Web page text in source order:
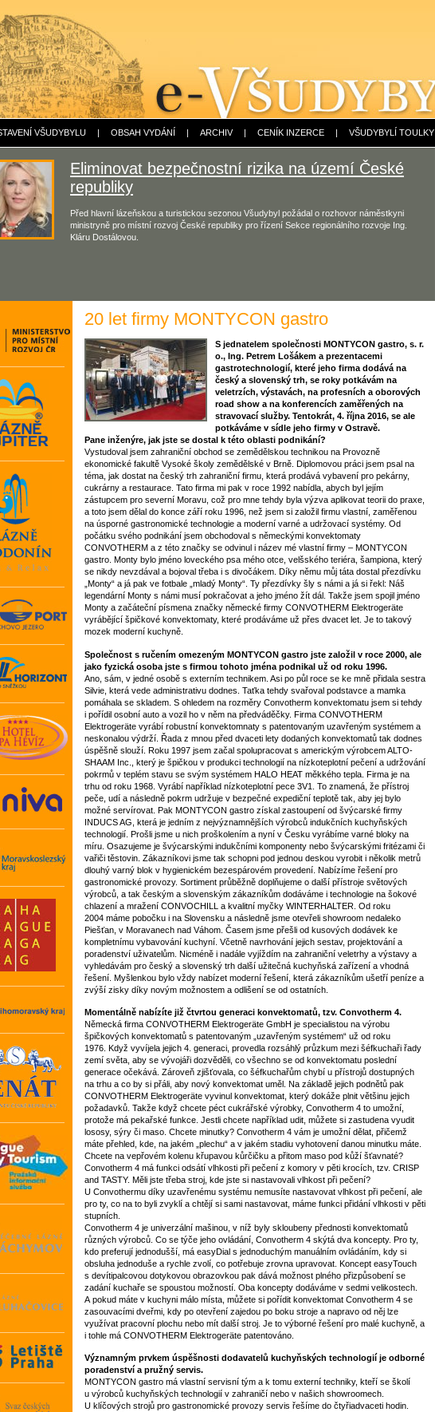
VŠUDYBYLU | OBSAH VYDÁNÍ | ARCHIV | CENÍK INZERCE | VŠUDYBYLÍ TOULKY
Eliminovat bezpečnostní rizika na území České
republiky
Před hlavní lázeňskou a turistickou sezonou Všudybyl požádal o rozhovor náměstkyni
ministryně pro místní rozvoj České republiky pro řízení Sekce regionálního rozvoje Ing.
Kláru Dostálovou.
20 let firmy MONTYCON gastro
S jednatelem společnosti MONTYCON gastro, s. r.
o., Ing. Petrem Lošákem a prezentacemi
gastrotechnologií, které jeho firma dodává na
český a slovenský trh, se roky potkávám na
veletrzích, výstavách, na profesních a oborových
road show a na konferencích zaměřených na
stravovací služby. Tentokrát, 4. října 2016, se ale
potkáváme v sídle jeho firmy v Ostravě.
Pane inženýre, jak jste se dostal k této oblasti podnikání?
Vystudoval jsem zahraniční obchod se zemědělskou technikou na Provozně
ekonomické fakultě Vysoké školy zemědělské v Brně. Diplomovou práci jsem psal na
téma, jak dostat na český trh zahraniční firmu, která prodává vybavení pro pekárny,
cukrárny a restaurace. Tato firma mi pak v roce 1992 nabídla, abych byl jejím
zástupcem pro severní Moravu, což pro mne tehdy byla výzva aplikovat teorii do praxe,
a toto jsem dělal do konce září roku 1996, než jsem si založil firmu vlastní, zaměřenou
na úsporné gastronomické technologie a moderní varné a udržovací systémy. Od
počátku svého podnikání jsem obchodoval s německými konvektomaty
CONVOTHERM a z této značky se odvinul i název mé vlastní firmy – MONTYCON
gastro. Monty bylo jméno loveckého psa mého otce, velšského teriéra, šampiona, který
se nikdy nevzdával a bojoval třeba i s divočákem. Díky němu můj táta dostal přezdívku
„Monty“ a já pak ve fotbale „mladý Monty“. Ty přezdívky šly s námi a já si řekl: Náš
legendární Monty s námi musí pokračovat a jeho jméno žít dál. Takže jsem spojil jméno
Monty a začáteční písmena značky německé firmy CONVOTHERM Elektrogeräte
vyrábějící špičkové konvektomaty, které prodáváme už přes dvacet let. Je to takový
mozek moderní kuchyně.
Společnost s ručením omezeným MONTYCON gastro jste založil v roce 2000, ale
jako fyzická osoba jste s firmou tohoto jména podnikal už od roku 1996.
Ano, sám, v jedné osobě s externím technikem. Asi po půl roce se ke mně přidala sestra
Silvie, která vede administrativu dodnes. Taťka tehdy svařoval podstavce a mamka
pomáhala se skladem. S ohledem na rozměry Convotherm konvektomatu jsem si tehdy
i pořídil osobní auto a vozil ho v něm na předváděčky. Firma CONVOTHERM
Elektrogeräte vyrábí robustní konvektomnaty s patentovaným uzavřeným systémem a
neskonalou výdrží. Řada z mnou před dvaceti lety dodaných konvektomatů tak dodnes
úspěšně slouží. Roku 1997 jsem začal spolupracovat s americkým výrobcem ALTO-
SHAAM Inc., který je špičkou v produkci technologií na nízkoteplotní pečení a udržování
pokrmů v teplém stavu se svým systémem HALO HEAT měkkého tepla. Firma je na
trhu od roku 1968. Vyrábí například nízkoteplotní pece 3V1. To znamená, že přístroj
peče, udí a následně pokrm udržuje v bezpečné expediční teplotě tak, aby jej bylo
možné servírovat. Pak MONTYCON gastro získal zastoupení od švýcarské firmy
INDUCS AG, která je jedním z nejvýznamnějších výrobců indukčních kuchyňských
technologií. Prošli jsme u nich proškolením a nyní v Česku vyrábíme varné bloky na
míru. Osazujeme je švýcarskými indukčními komponenty nebo švýcarskými fritézami či
vařiči těstovin. Zákazníkovi jsme tak schopni pod jednou deskou vyrobit i několik metrů
dlouhý varný blok v hygienickém bezespárovém provedení. Nabízíme řešení pro
gastronomické provozy. Sortiment průběžně doplňujeme o další přístroje světových
výrobců, a tak českým a slovenským zákazníkům dodáváme i technologie na šokové
chlazení a mražení CONVOCHILL a kvalitní myčky WINTERHALTER. Od roku
2004 máme pobočku i na Slovensku a následně jsme otevřeli showroom nedaleko
Piešťan, v Moravanech nad Váhom. Časem jsme přešli od kusových dodávek ke
kompletnímu vy­bavování kuchyní. Včetně navrhování jejich sestav, projektování a
poradenství uživatelům. Nicméně i nadále vyjíždím na zahraniční veletrhy a výstavy a
vyhledávám pro český a slovenský trh další užitečná kuchyňská zařízení a vhodná
řešení. Myšlenkou bylo vždy nabízet moderní řešení, která zákazníkům ušetří peníze a
zvýší zisky díky novým možnostem a odlišení se od ostatních.
Momentálně nabízíte již čtvrtou generaci konvektomatů, tzv. Convotherm 4.
Německá firma CONVOTHERM Elektrogeräte GmbH je specialistou na výrobu
špičkových konvektomatů s patentovaným „uzavřeným systémem“ už od roku
1976. Když vyvíjela jejich 4. generaci, provedla rozsáhlý průzkum mezi šéfkuchaři řady
zemí světa, aby se vývojáři dozvěděli, co všechno se od konvektomatu poslední
generace očekává. Zároveň zjišťovala, co šéfkuchařům chybí u přístrojů dostupných
na trhu a co by si přáli, aby nový konvektomat uměl. Na základě jejich podnětů pak
CONVOTHERM Elektrogeräte vyvinul konvektomat, který dokáže plnit většinu jejich
požadavků. Takže když chcete péct cukrářské výrobky, Convotherm 4 to umožní,
protože má pekařské funkce. Jestli chcete například udit, můžete si zastudena vyudit
lososy, sýry či maso. Chcete minutky? Convotherm 4 vám je umožní dělat, přičemž
máte přehled, kde, na jakém „plechu“ a v jakém stadiu vyhotovení danou minutku máte.
Chcete na vepřovém kolenu křupavou kůrčičku a přitom maso pod kůží šťavnaté?
Convotherm 4 má funkci odsátí vlhkosti při pečení z komory v pěti krocích, tzv. CRISP
and TASTY. Měli jste třeba stroj, kde jste si nastavovali vlhkost při pečení?
U Convothermu díky uzavřenému systému nemusíte nastavovat vlhkost při pečení, ale
pro ty, co na to byli zvyklí a chtějí si sami nastavovat, máme funkci přidání vlhkosti v pěti
stupních.
Convotherm 4 je univerzální mašinou, v níž byly skloubeny přednosti konvektomatů
různých výrobců. Co se týče jeho ovládání, Convotherm 4 skýtá dva koncepty. Pro ty,
kdo preferují jednodušší, má easyDial s jednoduchým manuálním ovládáním, kdy si
obsluha jednoduše a rychle zvolí, co potřebuje zrovna upravovat. Koncept easyTouch
s devítipalcovou dotykovou obrazovkou pak dává možnost plného přizpůsobení se
zadání kuchaře se spoustou možností. Oba koncepty dodáváme v sedmi velikostech.
A pokud máte v kuchyni málo místa, můžete si pořídit konvektomat Convotherm 4 se
zasouvacími dveřmi, kdy po otevření zajedou po boku stroje a napravo od něj lze
využívat pracovní plochu nebo mít další stroj. Je to výborné řešení pro malé kuchyně, a
i tohle má CONVOTHERM Elektrogeräte patentováno.
Významným prvkem úspěšnosti dodavatelů kuchyňských technologií je odborné
poradenství a pružný servis.
MONTYCON gastro má vlastní servisní tým a k tomu externí techniky, kteří se školí
u výrobců kuchyňských technologií v zahraničí nebo v našich showroomech.
U klíčových strojů pro gastronomické provozy servis řešíme do čtyřiadvaceti hodin.